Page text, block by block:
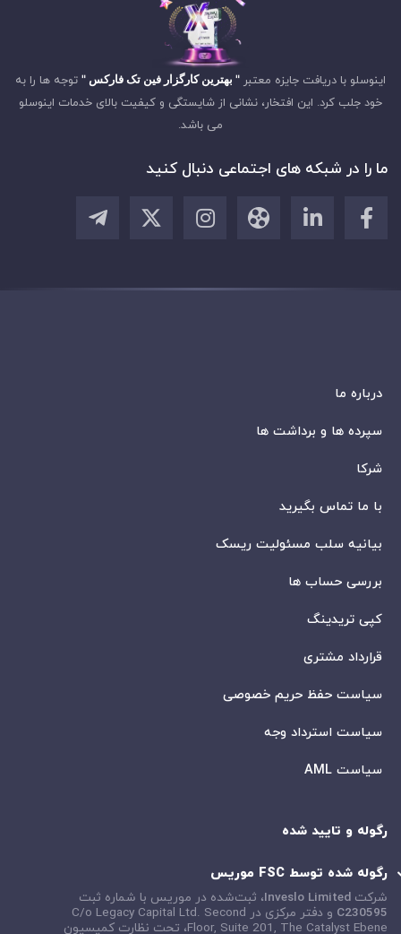
اینوسلو با دریافت جایزه معتبر " بهترین کارگزار فین تک فارکس " توجه ها را به
خود جلب کرد. این افتخار، نشانی از شایستگی و کیفیت بالای خدمات اینوسلو
می باشد.
ما را در شبکه های اجتماعی دنبال کنید
درباره ما
سپرده ها و برداشت ها
شرکا
با ما تماس بگیرید
بیانیه سلب مسئولیت ریسک
بررسی حساب ها
کپی تریدینگ
قرارداد مشتری
سیاست حفظ حریم خصوصی
سیاست استرداد وجه
سیاست AML
رگوله و تایید شده
رگوله شده توسط FSC موریس
شرکت Inveslo Limited، ثبت‌شده در موریس با شماره ثبت
C230595 و دفتر مرکزی در C/o Legacy Capital Ltd. Second
Floor, Suite 201, The Catalyst Ebene، تحت نظارت کمیسیون